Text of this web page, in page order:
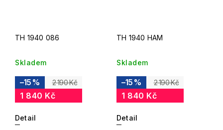
TH 1940 086
Skladem
2 190 Kč
–15 %
1 840 Kč
Detail
TH 1940 HAM
Skladem
2 190 Kč
–15 %
1 840 Kč
Detail